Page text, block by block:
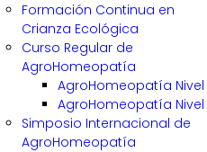
Formación Continua en
Crianza Ecológica
Curso Regular de
AgroHomeopatía
AgroHomeopatía Nivel
AgroHomeopatía Nivel
Simposio Internacional de
AgroHomeopatía